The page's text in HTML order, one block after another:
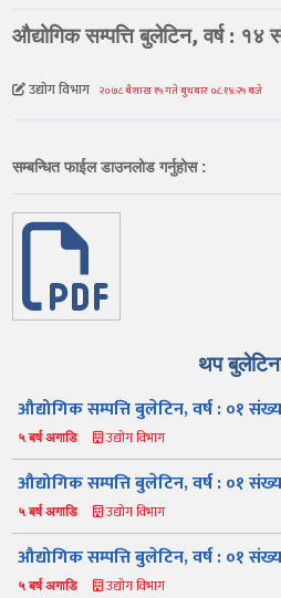
औद्योगिक सम्पत्ति बुलेटिन, वर्ष : १४
उद्योग विभाग २०७८ बैशाख १५ गते बुधबार ०८:१४:२५ बजे
सम्बन्धित फाईल डाउनलोड गर्नुहोस :
थप
औद्योगिक सम्पत्ति बुलेटिन, वर्ष : ०१
५ बर्ष अगाडि उद्योग विभाग
औद्योगिक सम्पत्ति बुलेटिन, वर्ष : ०१
५ बर्ष अगाडि उद्योग विभाग
औद्योगिक सम्पत्ति बुलेटिन, वर्ष : ०१
५ बर्ष अगाडि उद्योग विभाग